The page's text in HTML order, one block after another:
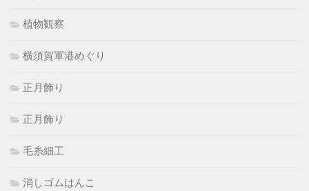
植物観察
横須賀軍港めぐり
正月飾り
正月飾り
毛糸細工
消しゴムはんこ